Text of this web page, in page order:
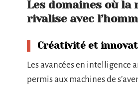
Les domaines où la
rivalise avec
Créativité et
Les avancées en intelligence
permis aux machines de